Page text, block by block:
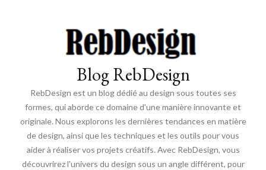
Blog RebDesign
RebDesign est un blog dédié au design sous toutes ses
formes, qui aborde ce domaine d'une manière innovante et
originale. Nous explorons les dernières tendances en matière
de design, ainsi que les techniques et les outils pour vous
aider à réaliser vos projets créatifs. Avec RebDesign, vous
découvrirez l'univers du design sous un angle différent, pour